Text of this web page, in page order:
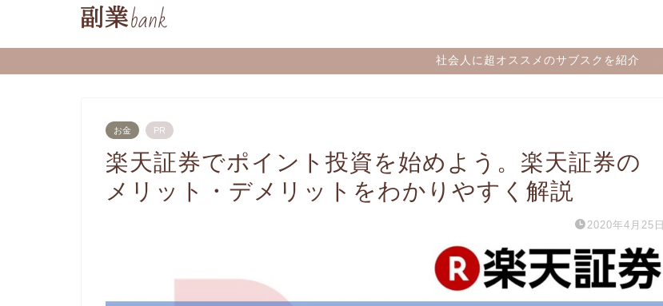
社会人に超オススメのサブスクを紹介
お金 PR
楽天証券でポイント投資を始めよう。楽天証券の
メリット・デメリットをわかりやすく解説
2020年4月25日